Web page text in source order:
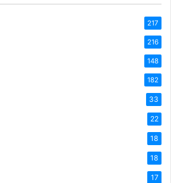
217
216
148
182
33
22
18
18
17